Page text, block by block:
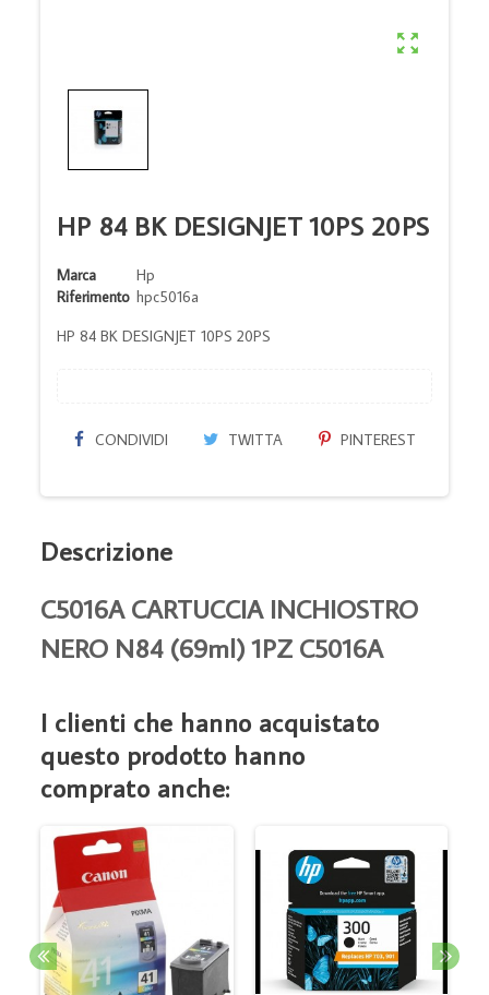

HP 84 BK DESIGNJET 10PS 20PS
Marca
Hp
Riferimento hpc5016a
HP 84 BK DESIGNJET 10PS 20PS
CONDIVIDI TWITTA PINTEREST
Descrizione
C5016A CARTUCCIA INCHIOSTRO
NERO N84 (69ml) 1PZ C5016A
I clienti che hanno acquistato
questo prodotto hanno
comprato anche: